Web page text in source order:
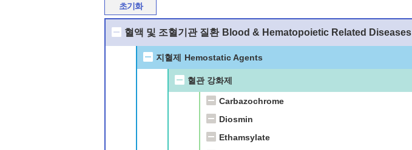
초기화
혈액 및 조혈기관 질환 Blood & Hematopoietic Related Diseases
지혈제 Hemostatic Agents
혈관 강화제
Carbazochrome
Diosmin
Ethamsylate